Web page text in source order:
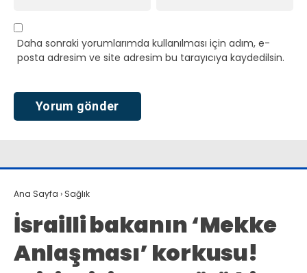
Daha sonraki yorumlarımda kullanılması için adım, e-
posta adresim ve site adresim bu tarayıcıya kaydedilsin.
Ana Sayfa › Sağlık
İsrailli bakanın ‘Mekke
Anlaşması’ korkusu!